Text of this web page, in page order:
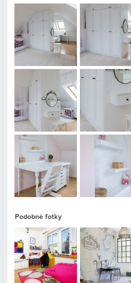
Podobné fotky